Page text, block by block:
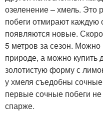
озеленение – хмель. Это
побеги отмирают каждую
появляются новые.
5 метров за сезон. Можно
природе, а можно купить
золотистую форму с
у хмеля съедобны
первые сочные побеги
спарже.